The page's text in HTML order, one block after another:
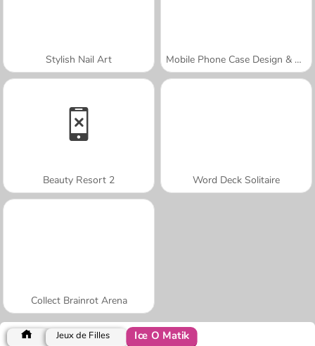
Stylish Nail Art Mobile Phone Case Design & DIY
Beauty Resort 2 Word Deck Solitaire
Collect Brainrot Arena
Jeux de Filles Ice O Matik